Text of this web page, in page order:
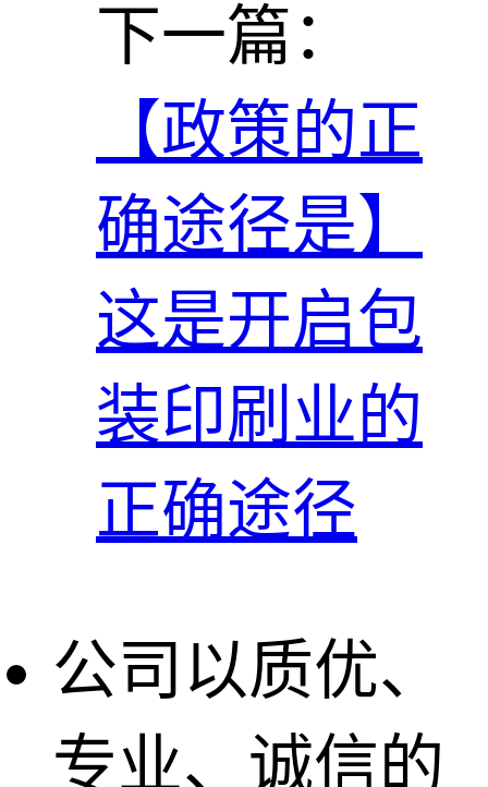
下一篇：
【政策的正
确途径是】
这是开启包
装印刷业的
正确途径
公司以质优、
专业、诚信的